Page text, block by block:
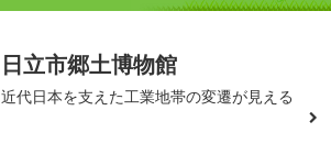
日立市郷土博物館
近代日本を支えた工業地帯の変遷が見える